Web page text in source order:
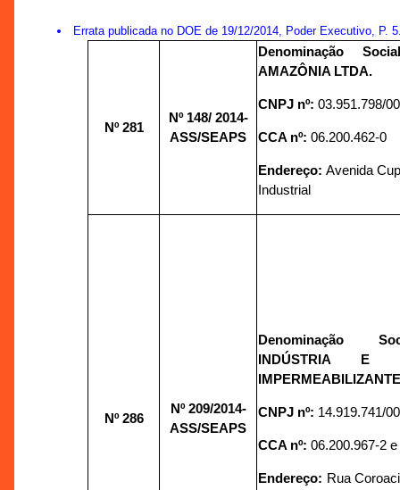
Errata publicada no DOE de 19/12/2014, Poder Executivo, P.
Nº 281
Nº 148/ 2014-
ASS/SEAPS
Denominação
AMAZÔNIA LTDA.
CNPJ nº:03.951.798/
CCA nº:06.200.462-0
Endereço:Avenida
Industrial
Nº 286
Nº 209/2014-
ASS/SEAPS
Denominação
INDÚSTRIA E
CNPJ nº: 14.919.741/
CCA nº:06.200.967-2
Endereço: Rua